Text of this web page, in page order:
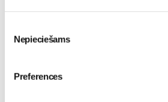
izvēle
Nepieciešams
Preferences
Meita
"COPE